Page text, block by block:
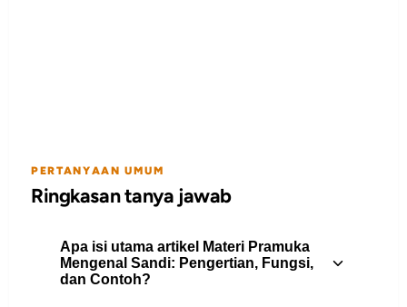
PERTANYAAN UMUM
Ringkasan tanya jawab
Apa isi utama artikel Materi Pramuka
Mengenal Sandi: Pengertian, Fungsi,
dan Contoh?